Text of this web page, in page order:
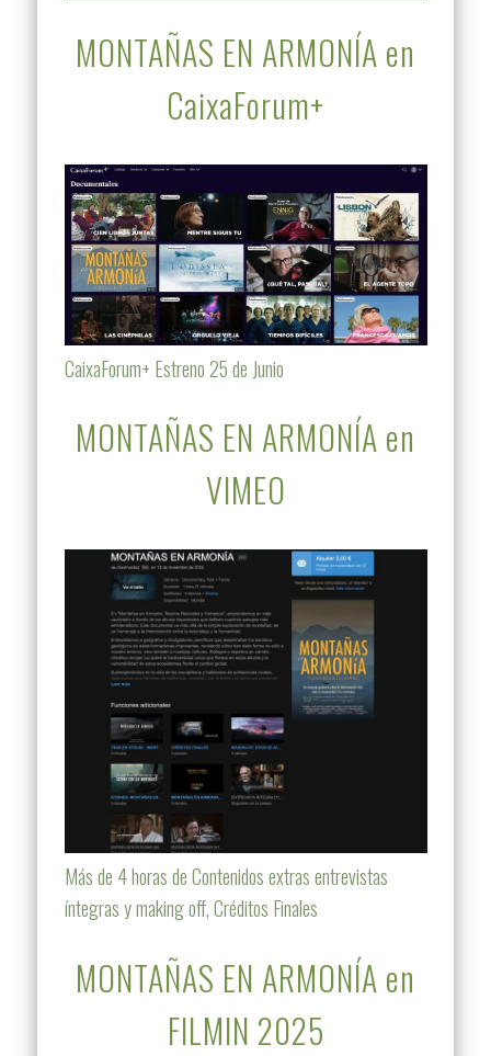
MONTAÑAS EN ARMONÍA en
CaixaForum+
CaixaForum+ Estreno 25 de Junio
MONTAÑAS EN ARMONÍA en
VIMEO
Más de 4 horas de Contenidos extras entrevistas
íntegras y making off, Créditos Finales
MONTAÑAS EN ARMONÍA en
FILMIN 2025